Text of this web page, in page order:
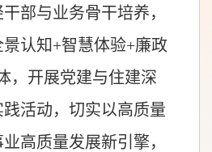
部与业务骨干培养，
景认知+智慧体验+廉政
，开展党建与住建深
活动，切实以高质量
高质量发展新引擎，